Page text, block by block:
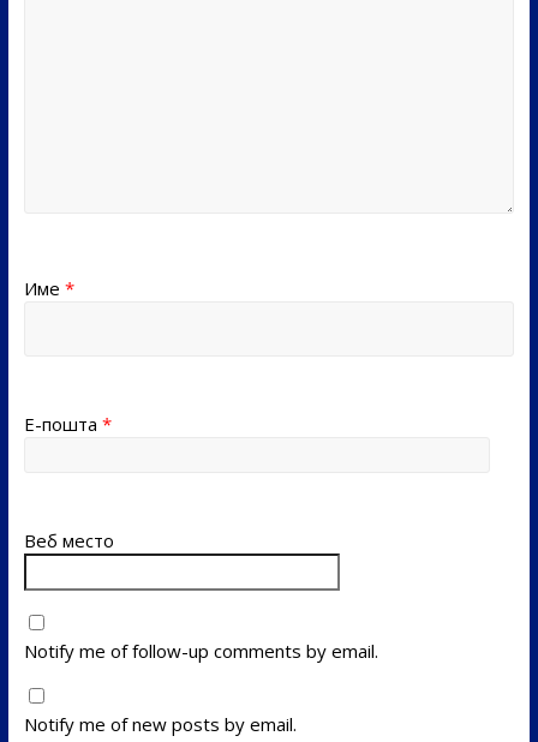
Име *
Е-пошта *
Веб место
Notify me of follow-up comments by email.
Notify me of new posts by email.